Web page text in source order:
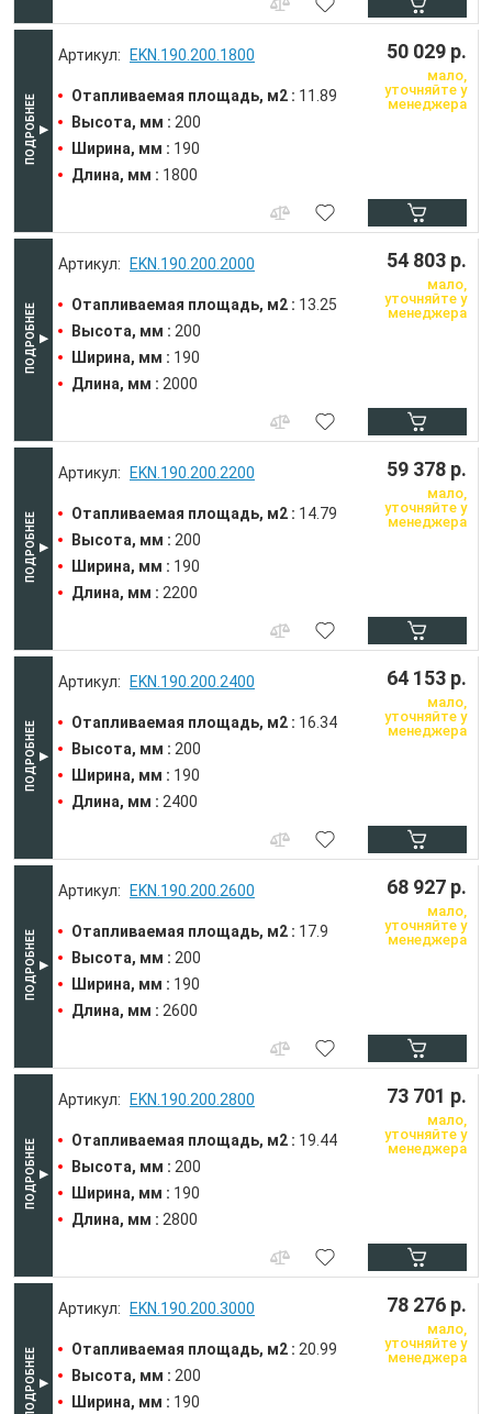
EKN.190.200.1800
Отапливаемая площадь, м2 : 11.89
Высота, мм : 200
Ширина, мм : 190
Длина, мм : 1800
50 029 р.
мало,
уточняйте у
менеджера
EKN.190.200.2000
Отапливаемая площадь, м2 : 13.25
Высота, мм : 200
Ширина, мм : 190
Длина, мм : 2000
54 803 р.
мало,
уточняйте у
менеджера
EKN.190.200.2200
Отапливаемая площадь, м2 : 14.79
Высота, мм : 200
Ширина, мм : 190
Длина, мм : 2200
59 378 р.
мало,
уточняйте у
менеджера
EKN.190.200.2400
Отапливаемая площадь, м2 : 16.34
Высота, мм : 200
Ширина, мм : 190
Длина, мм : 2400
64 153 р.
мало,
уточняйте у
менеджера
EKN.190.200.2600
Отапливаемая площадь, м2 : 17.9
Высота, мм : 200
Ширина, мм : 190
Длина, мм : 2600
68 927 р.
мало,
уточняйте у
менеджера
EKN.190.200.2800
Отапливаемая площадь, м2 : 19.44
Высота, мм : 200
Ширина, мм : 190
Длина, мм : 2800
73 701 р.
мало,
уточняйте у
менеджера
EKN.190.200.3000
Отапливаемая площадь, м2 : 20.99
Высота, мм : 200
Ширина, мм : 190
78 276 р.
мало,
уточняйте у
менеджера